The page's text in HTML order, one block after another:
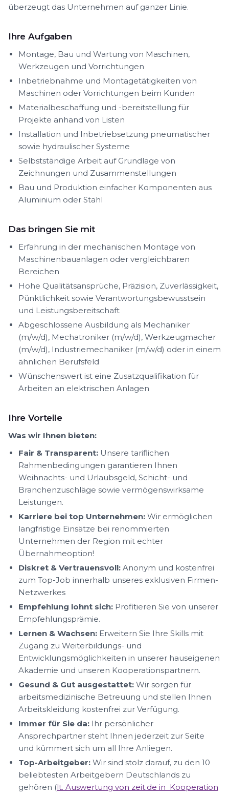
überzeugt das Unternehmen auf ganzer Linie.
Ihre Aufgaben
Montage, Bau und Wartung von Maschinen,
Werkzeugen und Vorrichtungen
Inbetriebnahme und Montagetätigkeiten von
Maschinen oder Vorrichtungen beim Kunden
Materialbeschaffung und -bereitstellung für
Projekte anhand von Listen
Installation und Inbetriebsetzung pneumatischer
sowie hydraulischer Systeme
Selbstständige Arbeit auf Grundlage von
Zeichnungen und Zusammenstellungen
Bau und Produktion einfacher Komponenten aus
Aluminium oder Stahl
Das bringen Sie mit
Erfahrung in der mechanischen Montage von
Maschinenbauanlagen oder vergleichbaren
Bereichen
Hohe Qualitätsansprüche, Präzision, Zuverlässigkeit,
Pünktlichkeit sowie Verantwortungsbewusstsein
und Leistungsbereitschaft
Abgeschlossene Ausbildung als Mechaniker
(m/w/d), Mechatroniker (m/w/d), Werkzeugmacher
(m/w/d), Industriemechaniker (m/w/d) oder in einem
ähnlichen Berufsfeld
Wünschenswert ist eine Zusatzqualifikation für
Arbeiten an elektrischen Anlagen
Ihre Vorteile
Was wir Ihnen bieten:
Fair & Transparent: Unsere tariflichen
Rahmenbedingungen garantieren Ihnen
Weihnachts- und Urlaubsgeld, Schicht- und
Branchenzuschläge sowie vermögenswirksame
Leistungen.
Karriere bei top Unternehmen: Wir ermöglichen
langfristige Einsätze bei renommierten
Unternehmen der Region mit echter
Übernahmeoption!
Diskret & Vertrauensvoll: Anonym und kostenfrei
zum Top-Job innerhalb unseres exklusiven Firmen-
Netzwerkes
Empfehlung lohnt sich: Profitieren Sie von unserer
Empfehlungsprämie.
Lernen & Wachsen: Erweitern Sie Ihre Skills mit
Zugang zu Weiterbildungs- und
Entwicklungsmöglichkeiten in unserer hauseigenen
Akademie und unseren Kooperationspartnern.
Gesund & Gut ausgestattet: Wir sorgen für
arbeitsmedizinische Betreuung und stellen Ihnen
Arbeitskleidung kostenfrei zur Verfügung.
Immer für Sie da: Ihr persönlicher
Ansprechpartner steht Ihnen jederzeit zur Seite
und kümmert sich um all Ihre Anliegen.
Top-Arbeitgeber: Wir sind stolz darauf, zu den 10
beliebtesten Arbeitgebern Deutschlands zu
gehören (lt. Auswertung von zeit.de in Kooperation